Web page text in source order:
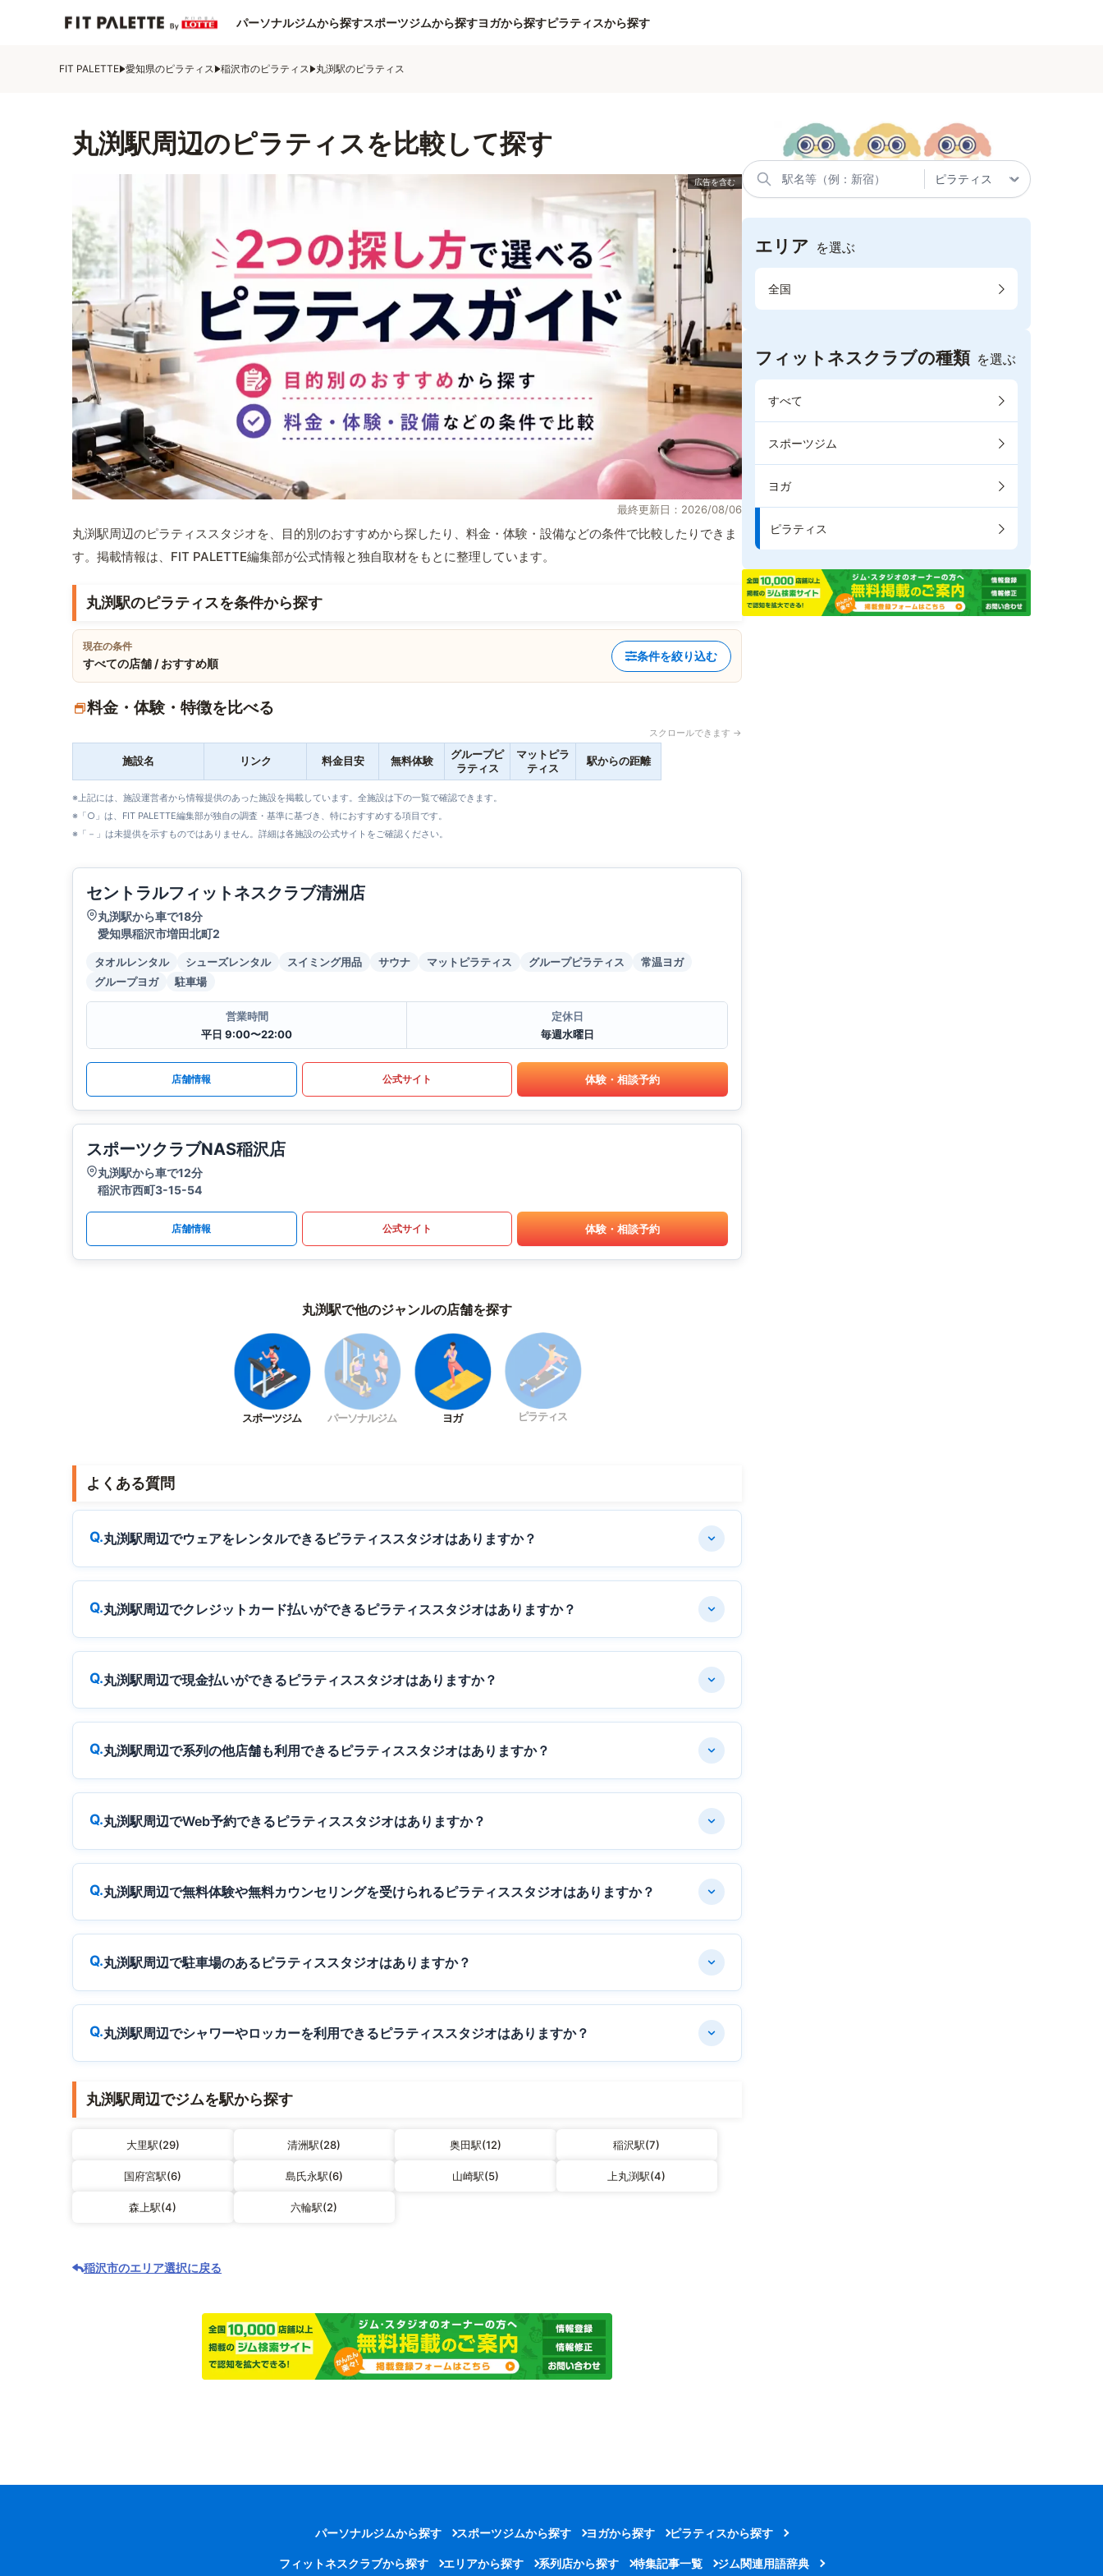
パーソナルジムから探すスポーツジムから探すヨガから探すピラティスから探す
FIT PALETTE 愛知県のピラティス 稲沢市のピラティス 丸渕駅のピラティス
丸渕駅周辺のピラティスを比較して探す
最終更新日：2026/08/06
丸渕駅周辺のピラティススタジオを、目的別のおすすめから探したり、料金・体験・設備などの条件で比較したりできま
す。掲載情報は、FIT PALETTE編集部が公式情報と独自取材をもとに整理しています。
丸渕駅のピラティスを条件から探す
現在の条件
すべての店舗 / おすすめ順
条件を絞り込む
料金・体験・特徴を比べる
スクロールできます →
施設名 リンク 料金目安 無料体験
グループピ
ラティス
マットピラ
ティス
駅からの距離
※上記には、施設運営者から情報提供のあった施設を掲載しています。全施設は下の一覧で確認できます。
※「○」は、FIT PALETTE編集部が独自の調査・基準に基づき、特におすすめする項目です。
※「－」は未提供を示すものではありません。詳細は各施設の公式サイトをご確認ください。
セントラルフィットネスクラブ清洲店
丸渕駅から車で18分
愛知県稲沢市増田北町2
タオルレンタル シューズレンタル スイミング用品 サウナ マットピラティス グループピラティス
常温ヨガ
グループヨガ
駐車場
営業時間
平日 9:00〜22:00
定休日
毎週水曜日
店舗情報 公式サイト 体験・相談予約
スポーツクラブNAS稲沢店
丸渕駅から車で12分
稲沢市西町3-15-54
店舗情報 公式サイト 体験・相談予約
丸渕駅で他のジャンルの店舗を探す
スポーツジム パーソナルジム ヨガ ピラティス
よくある質問
丸渕駅周辺でウェアをレンタルできるピラティススタジオはありますか？
丸渕駅周辺でクレジットカード払いができるピラティススタジオはありますか？
丸渕駅周辺で現金払いができるピラティススタジオはありますか？
丸渕駅周辺で系列の他店舗も利用できるピラティススタジオはありますか？
丸渕駅周辺でWeb予約できるピラティススタジオはありますか？
丸渕駅周辺で無料体験や無料カウンセリングを受けられるピラティススタジオはありますか？
丸渕駅周辺で駐車場のあるピラティススタジオはありますか？
丸渕駅周辺でシャワーやロッカーを利用できるピラティススタジオはありますか？
丸渕駅周辺でジムを駅から探す
大里駅(29) 清洲駅(28) 奥田駅(12) 稲沢駅(7)
国府宮駅(6) 島氏永駅(6) 山崎駅(5) 上丸渕駅(4)
森上駅(4) 六輪駅(2)
稲沢市のエリア選択に戻る
エリア を選ぶ
全国
フィットネスクラブの種類 を選ぶ
すべて
スポーツジム
ヨガ
ピラティス
パーソナルジムから探す スポーツジムから探す ヨガから探す ピラティスから探す
フィットネスクラブから探す エリアから探す 系列店から探す 特集記事一覧 ジム関連用語辞典